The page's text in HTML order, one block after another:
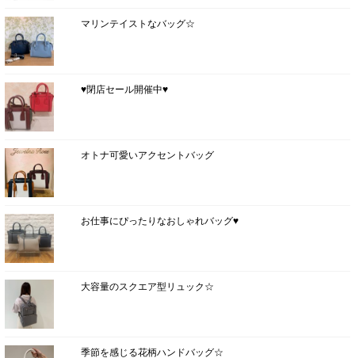
マリンテイストなバッグ☆
♥閉店セール開催中♥
オトナ可愛いアクセントバッグ
お仕事にぴったりなおしゃれバッグ♥
大容量のスクエア型リュック☆
季節を感じる花柄ハンドバッグ☆